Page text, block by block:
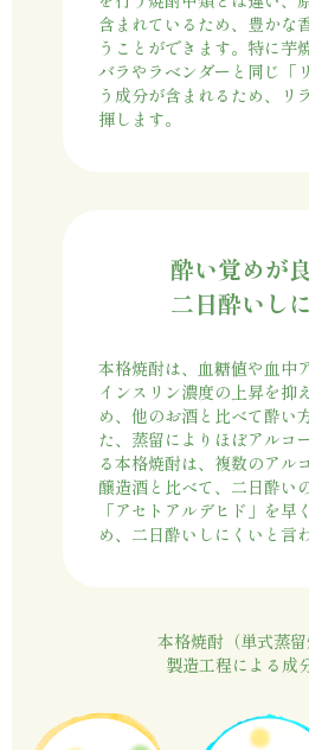
含まれているため、豊かな
うことができます。特に芋
バラやラベンダーと同じ「
う成分が含まれるため、リ
揮します。
酔い覚めが良
二日酔いし
本格焼酎は、血糖値や血中
インスリン濃度の上昇を抑
め、他のお酒と比べて酔い
た、蒸留によりほぼアルコ
る本格焼酎は、複数のアル
醸造酒と比べて、二日酔い
「アセトアルデヒド」を早
め、二日酔いしにくいと言
本格焼酎（単式蒸
製造工程による成